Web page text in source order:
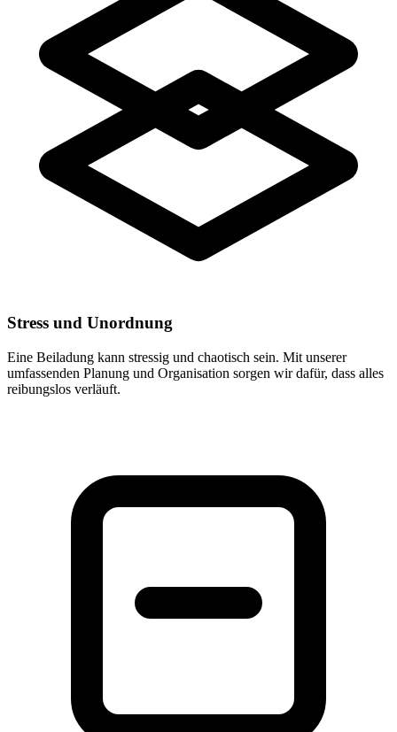
Stress und Unordnung
Eine Beiladung kann stressig und chaotisch sein. Mit unserer
umfassenden Planung und Organisation sorgen wir dafür, dass alles
reibungslos verläuft.